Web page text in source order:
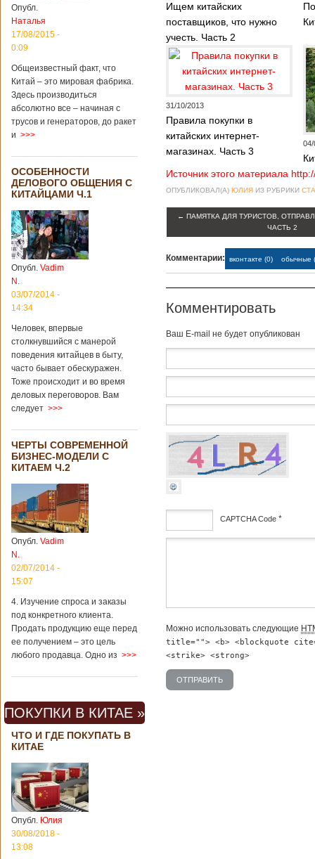
Китайским
археологам
обнаружить
крупнейший рудник
по добыче бирюзы
на территории
Уйгурского
автономного
Китая. Об этом
сообщает
агентство Синьхуа,
ссылаясь на
Синьцзянский
институт
археологии и
культурных
реликвий. Площадь
участка, на
котором добывали
бирюзу, составляет
квадратных
километров.
Сообщается, что
рудник состоит из
функциональных
Подробнее...
Опубликовано
для туристов
вещи в Китае
Традиции и образ
жизни жителей
Китая существенно
отличаются от
Мы собрали для
вас информацию о
вещах, которые
больше всего
удивляют туристов
в Поднебесной.
Металлодетекторы
не было, да и весь
Китай в этом
отношении
считается
государством. Но в
метрополитене
Шанхая или
Подробнее...
Опубликовано
23/09/2018 - 13:07
В Китае
появился на
свет ребенок
Опубл.
Наталья
17/08/2015 -
0:09
Общеизвестный факт, что
Китай – это мировая фабрика.
Здесь производиться
абсолютно все – начиная с
трусов и генераторов, до ракет
и >>>
ОСОБЕННОСТИ
ДЕЛОВОГО ОБЩЕНИЯ С
КИТАЙЦАМИ Ч.1
Опубл. Vadim
N.
03/07/2014 -
14:34
Человек, впервые
столкнувшийся с манерой
поведения китайцев в быту,
часто бывает обескуражен.
Тоже происходит и во время
деловых переговоров. Вам
следует >>>
ЧЕРТЫ СОВРЕМЕННОЙ
БИЗНЕС-МОДЕЛИ С
КИТАЕМ Ч.2
Опубл. Vadim
N.
02/07/2014 -
15:07
4. Изучение спроса и заказы
под конкретного клиента.
Продать продукцию еще перед
ее получением – это цель
любого продавца. Одно из >>>
ПОКУПКИ В КИТАЕ »
ЧТО И ГДЕ ПОКУПАТЬ В
КИТАЕ
Опубл. Юлия
30/08/2018 -
13:08
Ищем китайских
поставщиков, что нужно
учесть. Часть 2
31/10/2013
Правила покупки в
китайских интернет-
магазинах. Часть 3
04/
Источник этого материала
ОПУБЛИКОВАЛ(А) ЮЛИЯ ИЗ РУБРИКИ
← ПАМЯТКА ДЛЯ ТУРИСТОВ,
ЧАСТЬ 2
Комментарии: вконтакте (0) обычные
Комментировать
Baш E-mail не будет опубликован
CAPTCHA Code *
Можно использовать следующие
title=""> <b> <blockquote
<strike> <strong>